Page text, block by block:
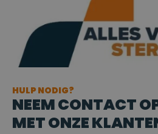
HULP NODIG?
NEEM CONTACT
MET ONZE